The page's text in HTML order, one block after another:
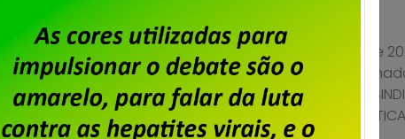
Publicado por
A diretoria do Sindpd-RJ realizará, no dia 30 de julho de
chamada, assembleia com os trabalhadores e
debater e deliberar sobre a PLR 2026. Confira o edital:
EMPRESAS E SERVIÇOS PÚBLICOS E PRIVADOS DE